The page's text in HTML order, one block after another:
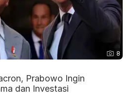
8
Prabowo Ingin
dan Investasi